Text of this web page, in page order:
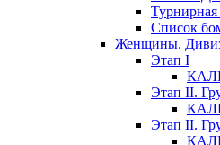
Турнирная
Список
Женщины.
Этап I
Этап II.
Этап II.